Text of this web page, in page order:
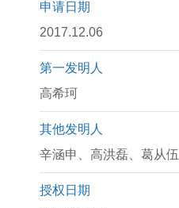
申请日期
2017.12.06
第一发明人
高希珂
其他发明人
辛涵申、高洪磊、葛从伍
授权日期